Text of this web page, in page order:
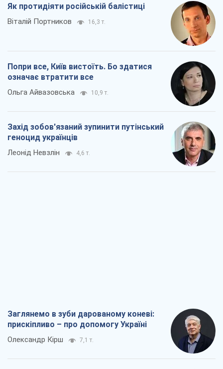
Як протидіяти російській балістиці
Віталій Портников 16,3 т.
Попри все, Київ вистоїть. Бо здатися
означає втратити все
Ольга Айвазовська 10,9 т.
Захід зобов'язаний зупинити путінський
геноцид українців
Леонід Невзлін 4,6 т.
Заглянемо в зуби дарованому коневі:
прискіпливо – про допомогу Україні
Олександр Кірш 7,1 т.